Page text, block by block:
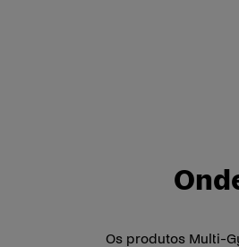
Os produtos Multi-